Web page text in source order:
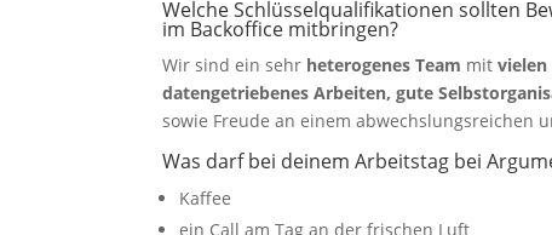
Welche Schlüsselqualifikationen sollten
im Backoffice mitbringen?
Wir sind ein sehr heterogenes Team mitvielen
datengetriebenes Arbeiten, gute
sowie Freude an einem abwechslungsreichen
Was darf bei deinem Arbeitstag bei
Kaffee
ein Call am Tag an der frischen Luft